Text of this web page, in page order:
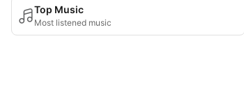
Top Music
Most listened music